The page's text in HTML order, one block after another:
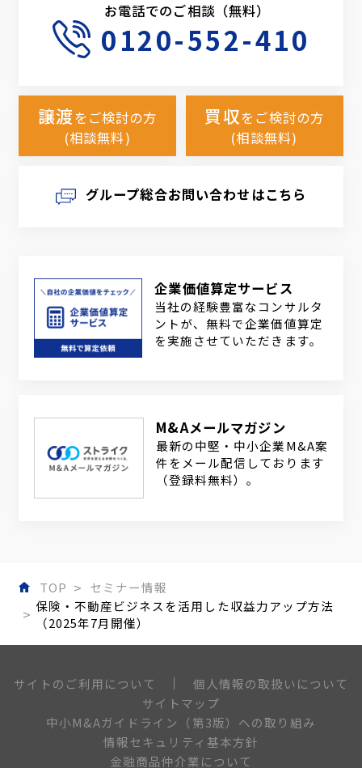
お電話でのご相談（無料）
0120-552-410
譲渡をご検討の方
(相談無料)
買収をご検討の方
(相談無料)
グループ総合お問い合わせはこちら
企業価値算定サービス
当社の経験豊富なコンサルタ
ントが、無料で企業価値算定
を実施させていただきます。
M&Aメールマガジン
最新の中堅・中小企業M&A案
件をメール配信しております
（登録料無料）。
TOP
セミナー情報
保険・不動産ビジネスを活用した収益力アップ方法
（2025年7月開催）
サイトのご利用について
個人情報の取扱いについて
サイトマップ
中小M&Aガイドライン（第3版）への取り組み
情報セキュリティ基本方針
金融商品仲介業について